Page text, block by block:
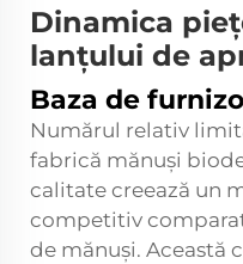
Dinamica
lanțului de
Baza de
Numărul relativ
fabrică mănuși
calitate creează un
competitiv
de mănuși. Această